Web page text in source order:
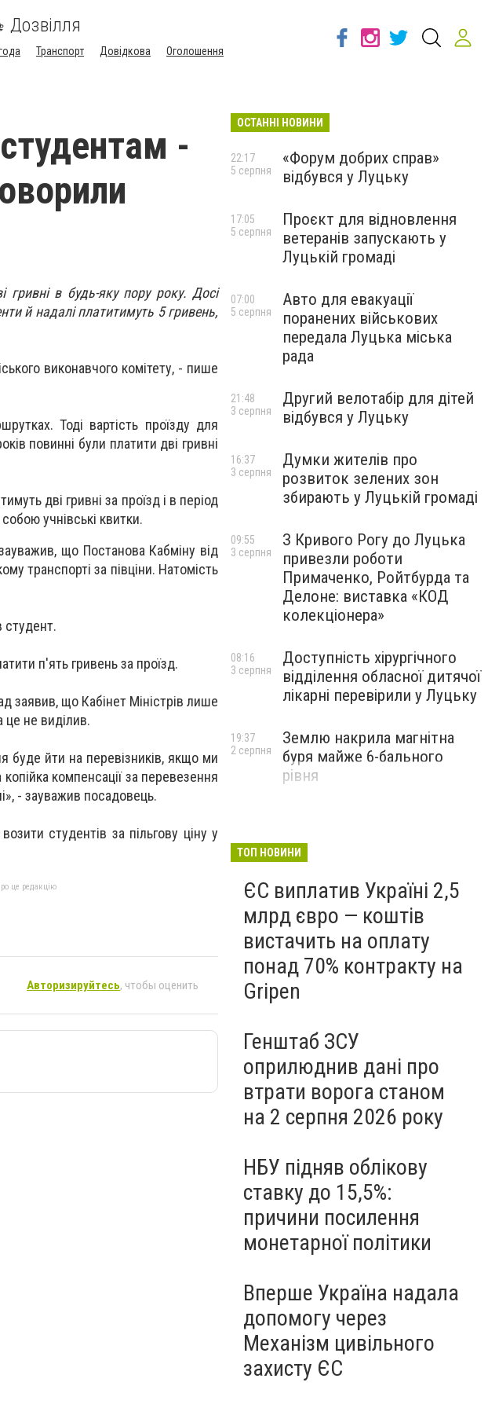
Дозвілля
Транспорт Довідкова Оголошення
-
в будь-яку пору року. Досі
й надалі платитимуть 5 гривень,
виконавчого комітету, - пише
Тоді вартість проїзду для
повинні були платити дві гривні
дві гривні за проїзд і в період
учнівські квитки.
що Постанова Кабміну від
транспорті за півціни. Натомість
студент.
п'ять гривень за проїзд.
заявив, що Кабінет Міністрів лише
це не виділив.
буде йти на перевізників, якщо ми
компенсації за перевезення
- зауважив посадовець.
студентів за пільгову ціну у
це редакцію
Авторизируйтесь, чтобы оценить
ОСТАННІ НОВИНИ
«Форум добрих справ»
відбувся у Луцьку
22:17
5 серпня
Проєкт для відновлення
ветеранів запускають у
Луцькій громаді
17:05
5 серпня
Авто для евакуації
поранених військових
передала Луцька міська
рада
07:00
5 серпня
Другий велотабір для дітей
відбувся у Луцьку
21:48
3 серпня
Думки жителів про
розвиток зелених зон
збирають у Луцькій громаді
16:37
3 серпня
З Кривого Рогу до Луцька
привезли роботи
Примаченко, Ройтбурда та
Делоне: виставка «КОД
колекціонера»
09:55
3 серпня
Доступність хірургічного
відділення обласної дитячої
лікарні перевірили у Луцьку
08:16
3 серпня
Землю накрила магнітна
буря майже 6-бального
рівня
19:37
2 серпня
ТОП НОВИНИ
ЄС виплатив Україні 2,5
млрд євро — коштів
вистачить на оплату
понад 70% контракту на
Gripen
Генштаб ЗСУ
оприлюднив дані про
втрати ворога станом
на 2 серпня 2026 року
НБУ підняв облікову
ставку до 15,5%:
причини посилення
монетарної політики
Вперше Україна надала
допомогу через
Механізм цивільного
захисту ЄС